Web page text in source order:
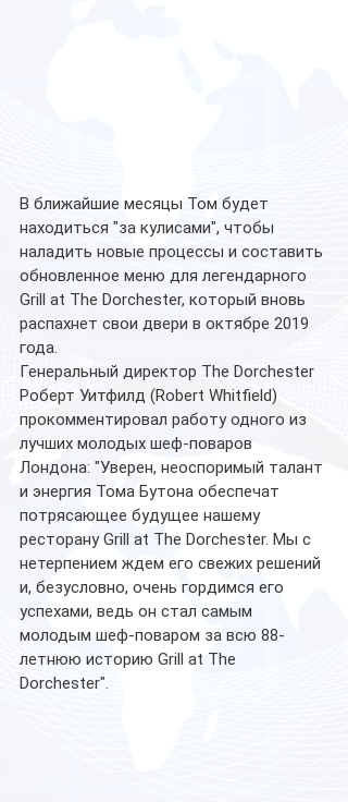
В ближайшие месяцы Том будет
находиться "за кулисами", чтобы
наладить новые процессы и составить
обновленное меню для легендарного
Grill at The Dorchester, который вновь
распахнет свои двери в октябре 2019
года.
Генеральный директор The Dorchester
Роберт Уитфилд (Robert Whitfield)
прокомментировал работу одного из
лучших молодых шеф-поваров
Лондона: "Уверен, неоспоримый талант
и энергия Тома Бутона обеспечат
потрясающее будущее нашему
ресторану Grill at The Dorchester. Мы с
нетерпением ждем его свежих решений
и, безусловно, очень гордимся его
успехами, ведь он стал самым
молодым шеф-поваром за всю 88-
летнюю историю Grill at The
Dorchester".